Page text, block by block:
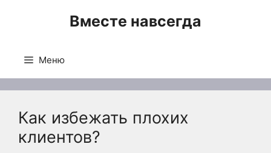
Вместе навсегда
Меню
Как избежать плохих
клиентов?